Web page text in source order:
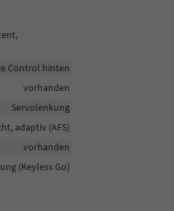
Control hinten
vorhanden
Servolenkung
adaptiv (AFS)
vorhanden
(Keyless Go)